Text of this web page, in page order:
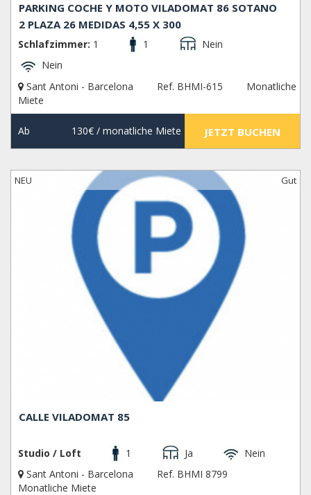
PARKING COCHE Y MOTO VILADOMAT 86 SOTANO
2 PLAZA 26 MEDIDAS 4,55 X 300
Schlafzimmer: 1 1
Nein
Nein
Sant Antoni - Barcelona
Ref. BHMI-615
Monatliche
Miete
Ab 130€/ monatliche Miete JETZT BUCHEN
NEU Gut
CALLE VILADOMAT 85
Studio / Loft 1 Ja
Nein
Sant Antoni - Barcelona
Ref. BHMI 8799
Monatliche Miete